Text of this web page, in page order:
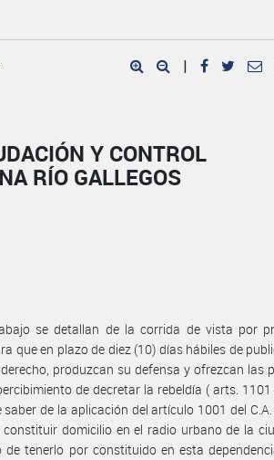
|
Y CONTROL
RÍO GALLEGOS
se detallan de la corrida de vista por
que en plazo de diez (10) días hábiles de
produzcan su defensa y ofrezcan las
de decretar la rebeldía ( arts.
de la aplicación del artículo 1001 del C.A.
domicilio en el radio urbano de la
de tenerlo por constituido en esta